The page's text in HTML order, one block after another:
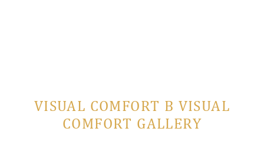
VISUAL COMFORT В VISUAL
COMFORT GALLERY